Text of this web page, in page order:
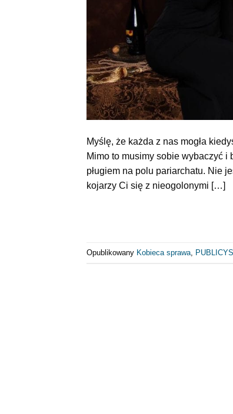
Myślę, że każda z nas mogła
Mimo to musimy sobie wybaczyć
pługiem na polu pariarchatu. Nie
kojarzy Ci się z nieogolonymi […]
Opublikowany Kobieca sprawa